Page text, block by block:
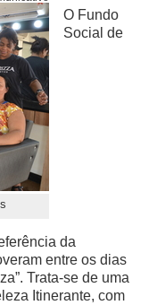
O Fundo
Social de
da
entre os dias
Trata-se de uma
Itinerante, com